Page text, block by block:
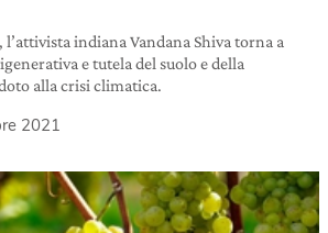
indiana Vandana Shiva torna a
e tutela del suolo e della
alla crisi climatica.
2021